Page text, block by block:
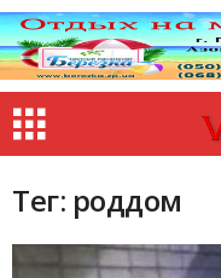
Тег: роддом